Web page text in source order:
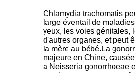
Chlamydia trachomatis
large éventail de
yeux, les voies génitales,
d'autres organes, et peut
la mère au bébé.La
majeure en Chine,
à Neisseria gonorrhoeae